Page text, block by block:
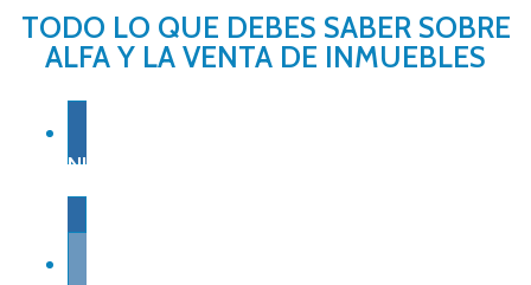
TODO LO QUE DEBES SABER SOBRE
ALFA Y LA VENTA DE INMUEBLES
NUESTRA EXPERIENCIA